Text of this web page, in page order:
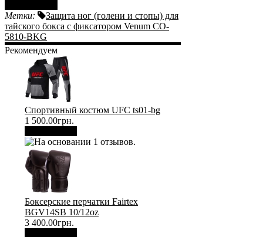
Метки:
Защита ног (голени и стопы) для
тайского бокса с фиксатором Venum CO-
5810-BKG
Рекомендуем
Спортивный костюм UFC ts01-bg
1 500.00грн.
Боксерские перчатки Fairtex
BGV14SB 10/12oz
3 400.00грн.